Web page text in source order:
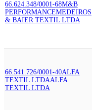
66.624.348/0001-68M&B
PERFORMANCEMEDEIROS
& BAIER TEXTIL LTDA
66.541.726/0001-40ALFA
TEXTIL LTDAALFA
TEXTIL LTDA